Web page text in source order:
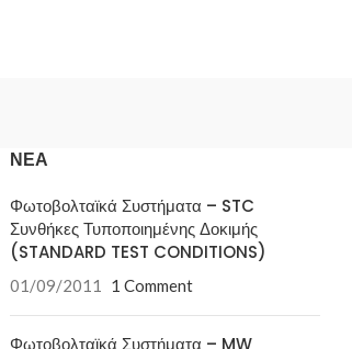
ΝΈΑ
Φωτοβολταϊκά Συστήματα – STC
Συνθήκες Τυποποιημένης Δοκιμής
(STANDARD TEST CONDITIONS)
01/09/2011 1 Comment
Φωτοβολταϊκά Συστήματα – MW